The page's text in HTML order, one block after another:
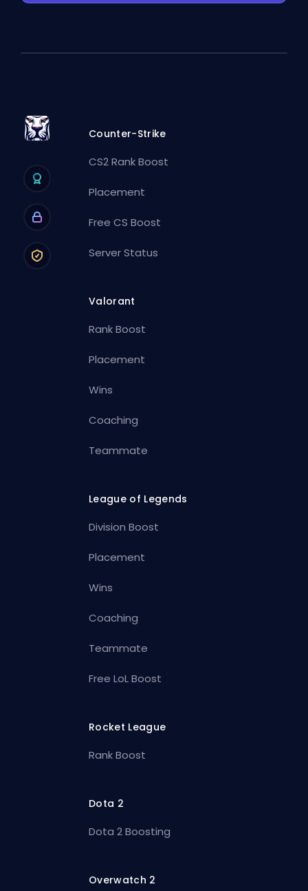
Counter-Strike
CS2 Rank Boost
Placement
Free CS Boost
Server Status
Valorant
Rank Boost
Placement
Wins
Coaching
Teammate
League of Legends
Division Boost
Placement
Wins
Coaching
Teammate
Free LoL Boost
Rocket League
Rank Boost
Dota 2
Dota 2 Boosting
Overwatch 2